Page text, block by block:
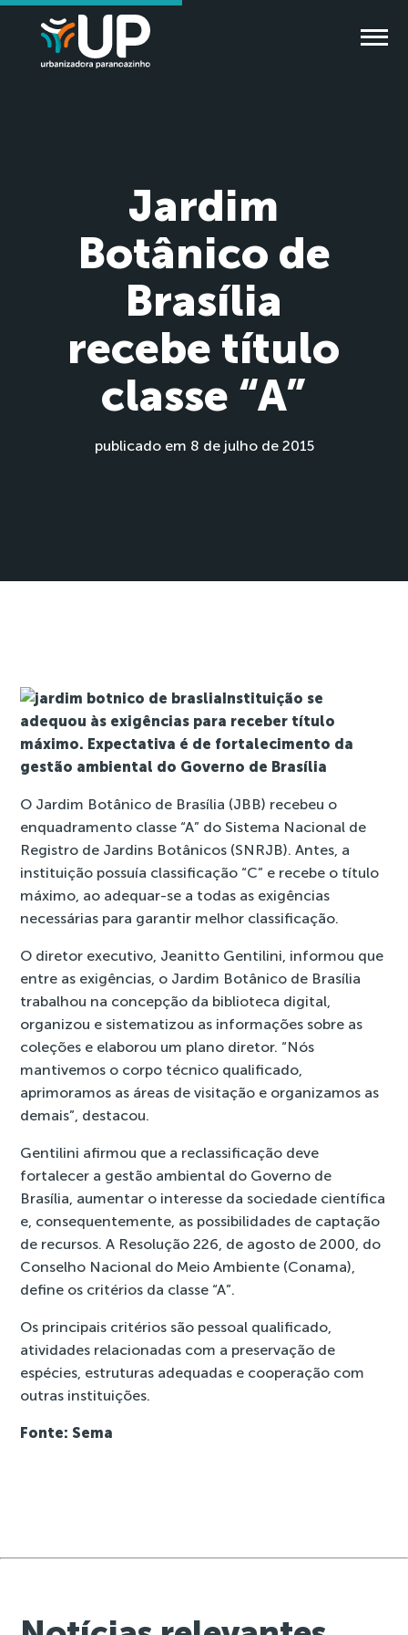
Jardim
Botânico de
Brasília
recebe título
classe “A”
publicado em 8 de julho de 2015
Instituição se
adequou às exigências para receber título
máximo. Expectativa é de fortalecimento da
gestão ambiental do Governo de Brasília
O Jardim Botânico de Brasília (JBB) recebeu o
enquadramento classe “A” do Sistema Nacional de
Registro de Jardins Botânicos (SNRJB). Antes, a
instituição possuía classificação “C” e recebe o título
máximo, ao adequar-se a todas as exigências
necessárias para garantir melhor classificação.
O diretor executivo, Jeanitto Gentilini, informou que
entre as exigências, o Jardim Botânico de Brasília
trabalhou na concepção da biblioteca digital,
organizou e sistematizou as informações sobre as
coleções e elaborou um plano diretor. “Nós
mantivemos o corpo técnico qualificado,
aprimoramos as áreas de visitação e organizamos as
demais”, destacou.
Gentilini afirmou que a reclassificação deve
fortalecer a gestão ambiental do Governo de
Brasília, aumentar o interesse da sociedade científica
e, consequentemente, as possibilidades de captação
de recursos. A Resolução 226, de agosto de 2000, do
Conselho Nacional do Meio Ambiente (Conama),
define os critérios da classe “A”.
Os principais critérios são pessoal qualificado,
atividades relacionadas com a preservação de
espécies, estruturas adequadas e cooperação com
outras instituições.
Fonte: Sema